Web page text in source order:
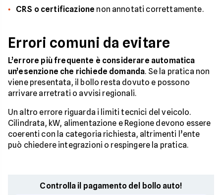
CRS o certificazione non annotati correttamente.
Errori comuni da evitare
L’errore più frequente è considerare automatica
un’esenzione che richiede domanda. Se la pratica non
viene presentata, il bollo resta dovuto e possono
arrivare arretrati o avvisi regionali.
Un altro errore riguarda i limiti tecnici del veicolo.
Cilindrata, kW, alimentazione e Regione devono essere
coerenti con la categoria richiesta, altrimenti l’ente
può chiedere integrazioni o respingere la pratica.
Controlla il pagamento del bollo auto!